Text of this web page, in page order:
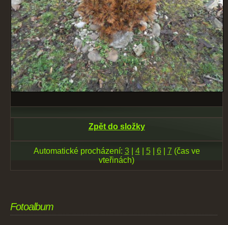
Zpět do složky
Automatické procházení: 3| 4| 5| 6| 7 (čas ve
vteřinách)
Fotoalbum